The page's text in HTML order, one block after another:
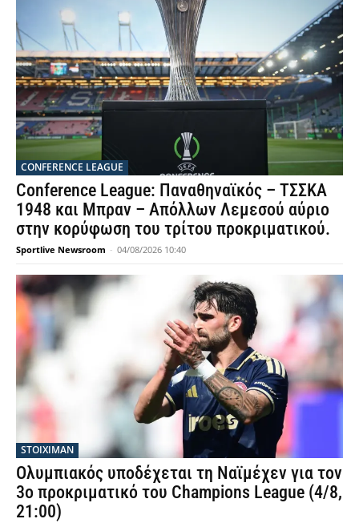
CONFERENCE LEAGUE
Conference League: Παναθηναϊκός – ΤΣΣΚΑ
1948 και Μπραν – Απόλλων Λεμεσού αύριο
στην κορύφωση του τρίτου προκριματικού.
Sportlive Newsroom - 04/08/2026 10:40
STOIXIMAN
Ολυμπιακός υποδέχεται τη Ναϊμέχεν για τον
3ο προκριματικό του Champions League (4/8,
21:00)